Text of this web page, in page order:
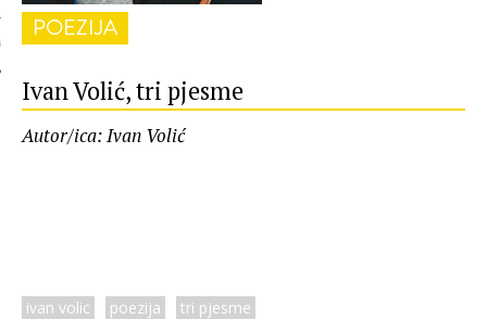
POEZIJA
Ivan Volić, tri pjesme
Autor/ica: Ivan Volić
ivan volic poezija tri pjesme